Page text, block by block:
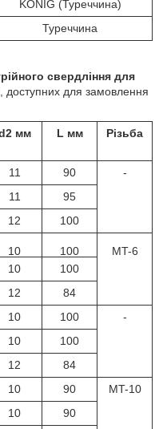
KONIG (Туреччина)
Туреччина
свердління для
, доступних для замовлення
2мм L мм Різьба
11 90
-
11
95
12 100
10 100
MT-6
10
100
12
84
10 100
-
10
100
12
84
10 90
MT-10
10
90